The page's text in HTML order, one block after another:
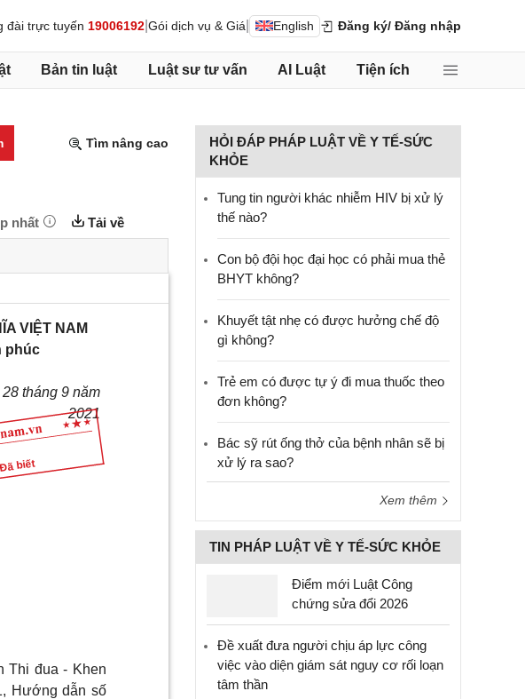
đài trực tuyến 19006192 Gói dịch vụ & Giá English Đăng ký/ Đăng nhập
Bản tin luật Luật sư tư vấn AI Luật Tiện ích
Tìm nâng cao
nhất Tải về
biết
VIỆT NAM
phúc
tháng 9 năm
2021
Thi đua - Khen
Hướng dẫn số
HỎI ĐÁP PHÁP LUẬT VỀ Y TẾ-SỨC
KHỎE
Tung tin người khác nhiễm HIV bị xử lý
thế nào?
Con bộ đội học đại học có phải mua thẻ
BHYT không?
Khuyết tật nhẹ có được hưởng chế độ
gì không?
Trẻ em có được tự ý đi mua thuốc theo
đơn không?
Bác sỹ rút ống thở của bệnh nhân sẽ bị
xử lý ra sao?
Xem thêm
TIN PHÁP LUẬT VỀ Y TẾ-SỨC KHỎE
Điểm mới Luật Công
chứng sửa đổi 2026
Đề xuất đưa người chịu áp lực công
việc vào diện giám sát nguy cơ rối loạn
tâm thần